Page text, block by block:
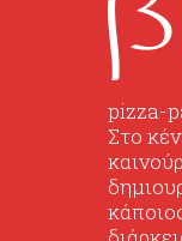
pizza-
Στο